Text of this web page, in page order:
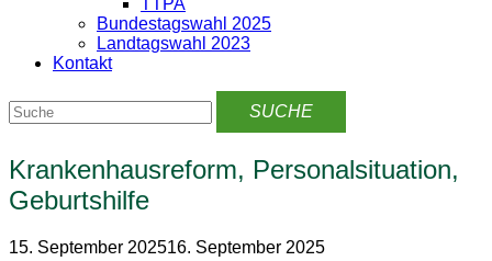
TTPA
Bundestagswahl 2025
Landtagswahl 2023
Kontakt
Krankenhausreform, Personalsituation,
Geburtshilfe
15. September 202516. September 2025